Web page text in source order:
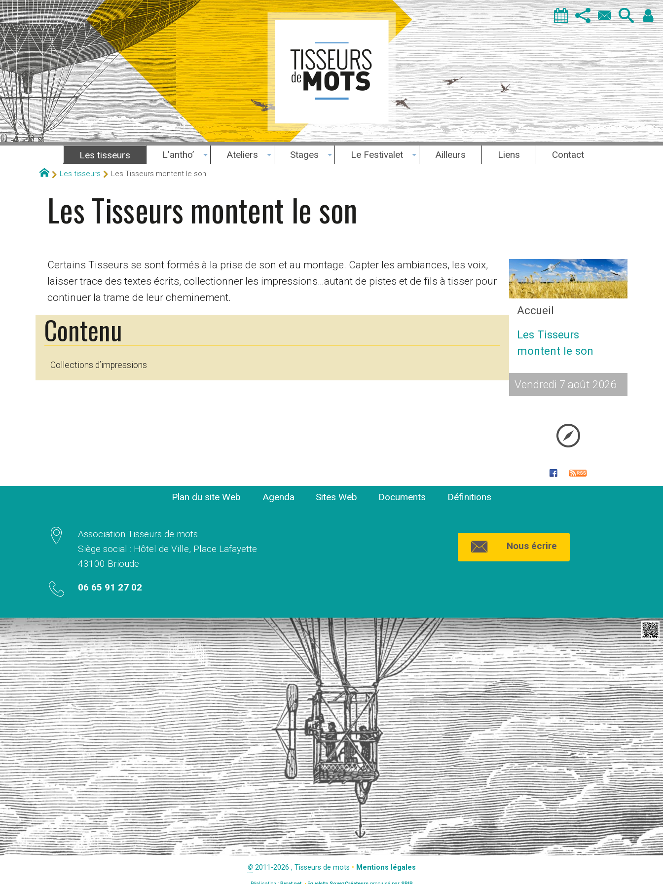
Les tisseurs L’antho’ Ateliers Stages Le Festivalet Ailleurs Liens Contact
Les tisseurs Les Tisseurs montent le son
Les Tisseurs montent le son
Certains Tisseurs se sont formés à la prise de son et au montage. Capter les ambiances, les voix,
laisser trace des textes écrits, collectionner les impressions…autant de pistes et de fils à tisser pour
continuer la trame de leur cheminement.
Contenu
Collections d’impressions
Accueil
Les Tisseurs
montent le son
Vendredi 7 août 2026
Plan du site Web Agenda Sites Web Documents Définitions
Association Tisseurs de mots
Siège social : Hôtel de Ville, Place Lafayette
43100 Brioude
06 65 91 27 02
Nous écrire
©2011-2026 , Tisseurs de mots • Mentions légales